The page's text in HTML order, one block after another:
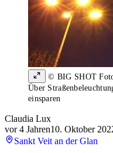
© BIG SHOT
Über
einsparen
Claudia Lux
vor 4 Jahren10. Oktober
Sankt Veit an der Glan